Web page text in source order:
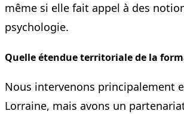
même si elle fait appel à des
psychologie.
Quelle étendue territoriale de la
Nous intervenons principalement
Lorraine, mais avons un partenariat